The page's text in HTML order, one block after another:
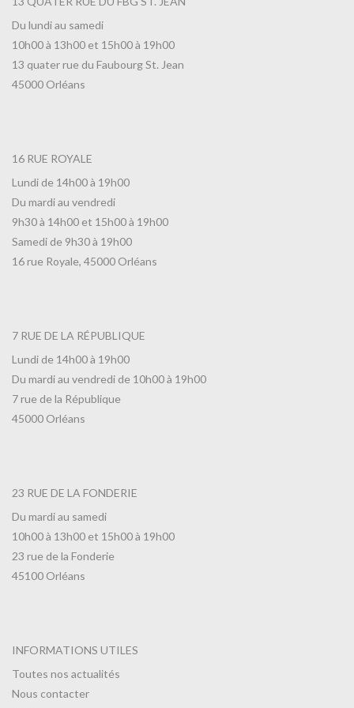
Du lundi au samedi
10h00 à 13h00 et 15h00 à 19h00
13 quater rue du Faubourg St. Jean
45000 Orléans
16 RUE ROYALE
Lundi de 14h00 à 19h00
Du mardi au vendredi
9h30 à 14h00 et 15h00 à 19h00
Samedi de 9h30 à 19h00
16 rue Royale, 45000 Orléans
7 RUE DE LA RÉPUBLIQUE
Lundi de 14h00 à 19h00
Du mardi au vendredi de 10h00 à 19h00
7 rue de la République
45000 Orléans
23 RUE DE LA FONDERIE
Du mardi au samedi
10h00 à 13h00 et 15h00 à 19h00
23 rue de la Fonderie
45100 Orléans
INFORMATIONS UTILES
Toutes nos actualités
Nous contacter